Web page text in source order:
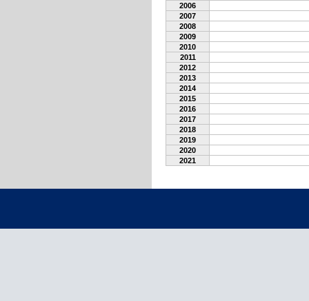
2006
2007
2008
2009
2010
2011
2012
2013
2014
2015
2016
2017
2018
2019
2020
2021